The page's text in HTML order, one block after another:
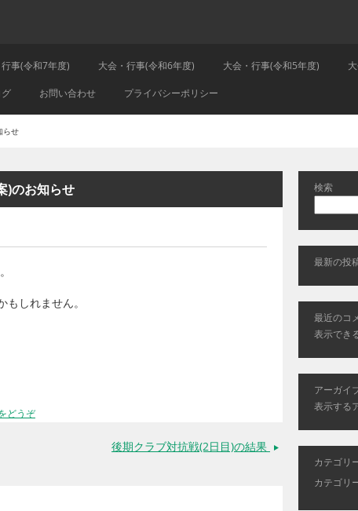
事(令和7年度) 大会・行事(令和6年度) 大会・行事(令和5年度)
お問い合わせ プライバシーポリシー
らせ
)のお知らせ
しれません。
どうぞ
後期クラブ対抗戦(2日目)の結果
検索
最新の投
最近のコ
表示でき
アーガイ
表示する
カテゴリ
カテゴリ